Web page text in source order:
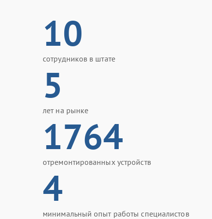
10
сотрудников в штате
5
лет на рынке
1764
отремонтированных устройств
4
минимальный опыт работы специалистов